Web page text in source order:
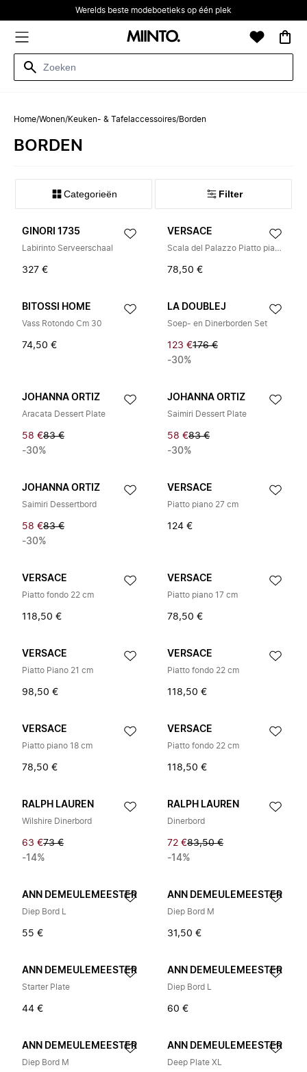
Werelds beste modeboetieks op één plek
Home/Wonen/Keuken- & Tafelaccessoires/Borden
BORDEN
Categorieën Filter
GINORI 1735
Labirinto Serveerschaal
327 €
VERSACE
Scala del Palazzo Piatto piano 17 cm
78,50 €
BITOSSI HOME
Vass Rotondo Cm 30
74,50 €
LA DOUBLEJ
Soep- en Dinerborden Set
123 €176 €
-30%
JOHANNA ORTIZ
Aracata Dessert Plate
58 €83 €
-30%
JOHANNA ORTIZ
Saimiri Dessert Plate
58 €83 €
-30%
JOHANNA ORTIZ
Saimiri Dessertbord
58 €83 €
-30%
VERSACE
Piatto piano 27 cm
124 €
VERSACE
Piatto fondo 22 cm
118,50 €
VERSACE
Piatto piano 17 cm
78,50 €
VERSACE
Piatto Piano 21 cm
98,50 €
VERSACE
Piatto fondo 22 cm
118,50 €
VERSACE
Piatto piano 18 cm
78,50 €
VERSACE
Piatto fondo 22 cm
118,50 €
RALPH LAUREN
Wilshire Dinerbord
63 €73 €
-14%
RALPH LAUREN
Dinerbord
72 €83,50 €
-14%
ANN DEMEULEMEESTER
Diep Bord L
55 €
ANN DEMEULEMEESTER
Diep Bord M
31,50 €
ANN DEMEULEMEESTER
Starter Plate
44 €
ANN DEMEULEMEESTER
Diep Bord L
60 €
ANN DEMEULEMEESTER
Diep Bord M
ANN DEMEULEMEESTER
Deep Plate XL